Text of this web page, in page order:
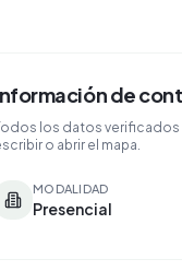
de
los datos verificados
o abrir el mapa.
MODALIDAD
Presencial